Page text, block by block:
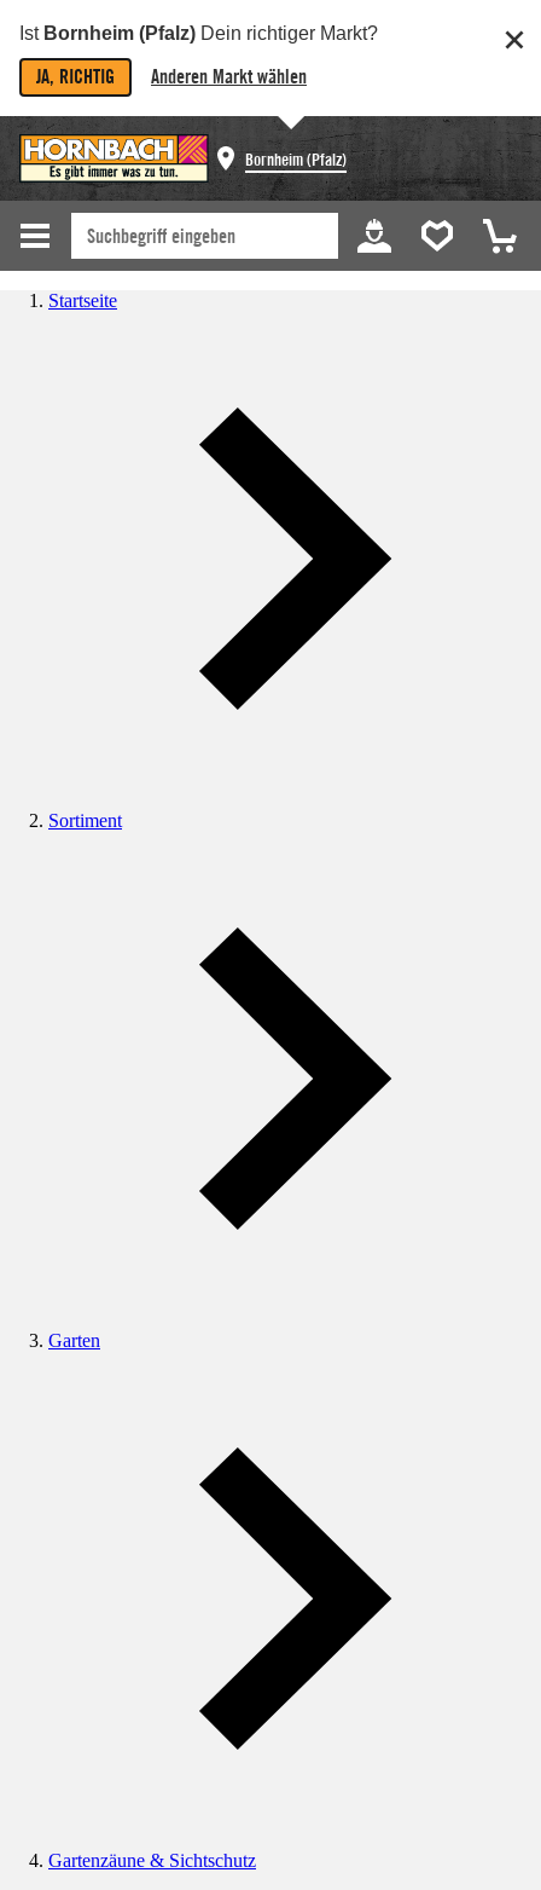
Ist Bornheim (Pfalz) Dein richtiger Markt?
JA, RICHTIG Anderen Markt wählen
Bornheim (Pfalz)
Startseite
Sortiment
Garten
Gartenzäune & Sichtschutz